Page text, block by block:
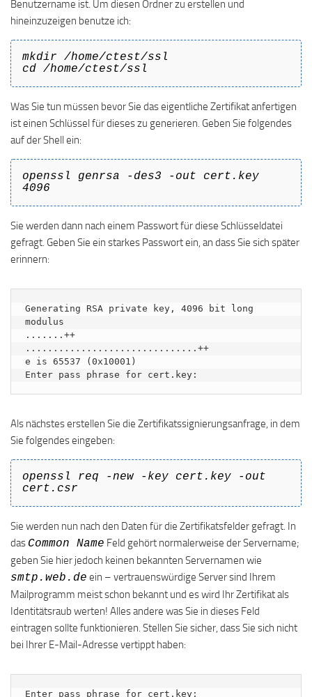
Benutzername ist. Um diesen Ordner zu erstellen und
hineinzuzeigen benutze ich:
mkdir /home/ctest/ssl
cd /home/ctest/ssl
Was Sie tun müssen bevor Sie das eigentliche Zertifikat anfertigen
ist einen Schlüssel für dieses zu generieren. Geben Sie folgendes
auf der Shell ein:
openssl genrsa -des3 -out cert.key
4096
Sie werden dann nach einem Passwort für diese Schlüsseldatei
gefragt. Geben Sie ein starkes Passwort ein, an dass Sie sich später
erinnern:
Generating RSA private key, 4096 bit long
modulus
.......++
...............................++
e is 65537 (0x10001)
Enter pass phrase for cert.key:
Als nächstes erstellen Sie die Zertifikatssignierungsanfrage, in dem
Sie folgendes eingeben:
openssl req -new -key cert.key -out
cert.csr
Sie werden nun nach den Daten für die Zertifikatsfelder gefragt. In
das Common Name Feld gehört normalerweise der Servername;
geben Sie hier jedoch keinen bekannten Servernamen wie
smtp.web.de ein – vertrauenswürdige Server sind Ihrem
Mailprogramm meist schon bekannt und es wird Ihr Zertifikat als
Identitätsraub werten! Alles andere was Sie in dieses Feld
eintragen sollte funktionieren. Stellen Sie sicher, dass Sie sich nicht
bei Ihrer E-Mail-Adresse vertippt haben:
Enter pass phrase for cert.key: